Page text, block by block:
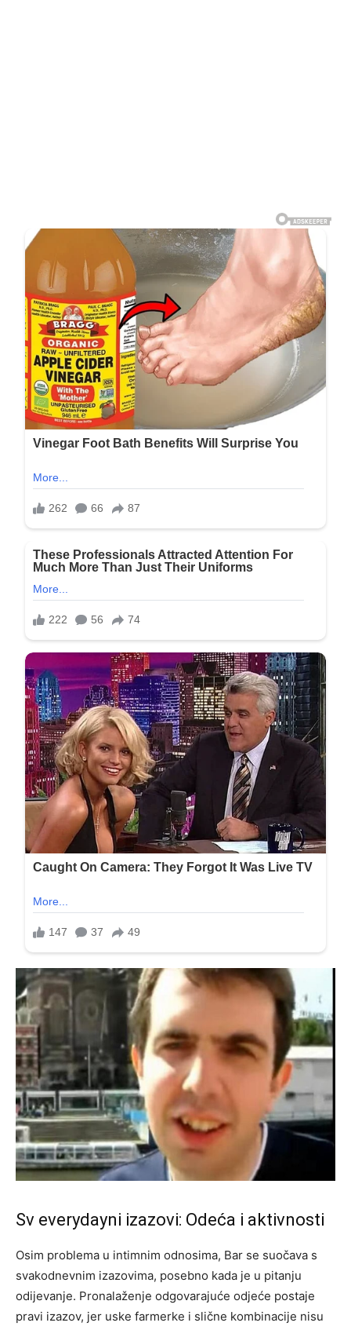
Sv everydayni izazovi: Odeća i aktivnosti
Osim problema u intimnim odnosima, Bar se suočava s
svakodnevnim izazovima, posebno kada je u pitanju
odijevanje. Pronalaženje odgovarajuće odjeće postaje
pravi izazov, jer uske farmerke i slične kombinacije nisu